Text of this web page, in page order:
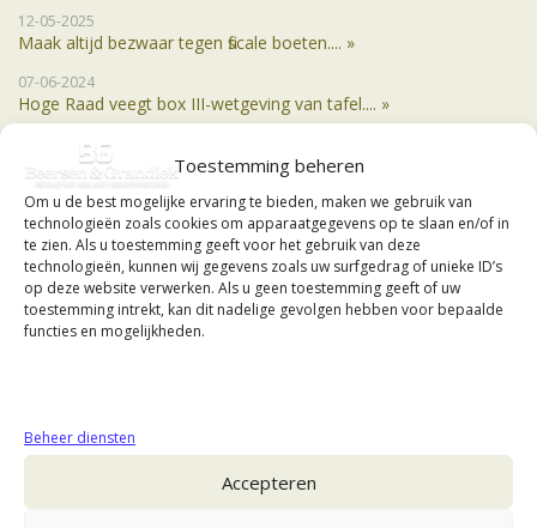
Toestemming beheren
Om u de best mogelijke ervaring te bieden, maken we gebruik van
technologieën zoals cookies om apparaatgegevens op te slaan en/of in
te zien. Als u toestemming geeft voor het gebruik van deze
technologieën, kunnen wij gegevens zoals uw surfgedrag of unieke ID’s
op deze website verwerken. Als u geen toestemming geeft of uw
toestemming intrekt, kan dit nadelige gevolgen hebben voor bepaalde
functies en mogelijkheden.
Beheer diensten
Accepteren
12-05-2025
Maak altijd bezwaar tegen fiscale boeten.... »
07-06-2024
Hoge Raad veegt box III-wetgeving van tafel.... »